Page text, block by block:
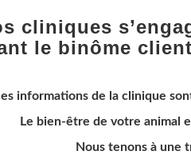
cliniques
le binôme
informations de la clinique
Le bien-être de votre animal
Nous tenons à une